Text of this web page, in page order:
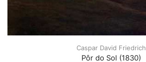
Caspar David Friedrich
Pôr do Sol (1830)